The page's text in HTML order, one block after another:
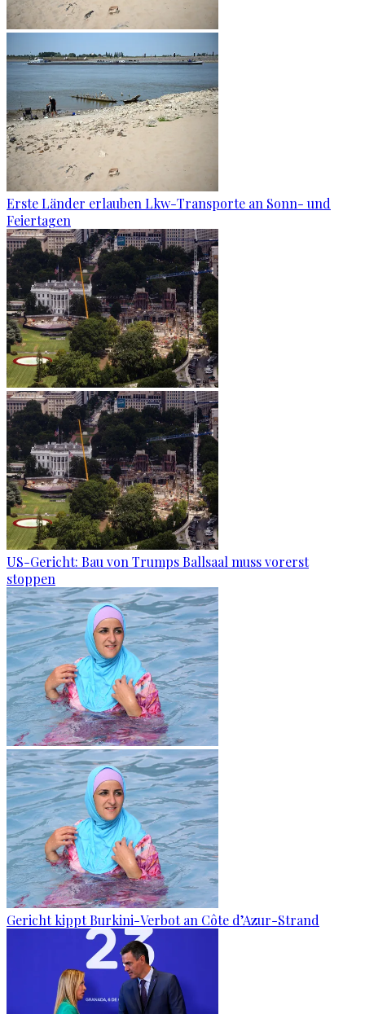
Erste Länder erlauben Lkw-Transporte an Sonn- und
Feiertagen
US-Gericht: Bau von Trumps Ballsaal muss vorerst
stoppen
Gericht kippt Burkini-Verbot an Côte d’Azur-Strand